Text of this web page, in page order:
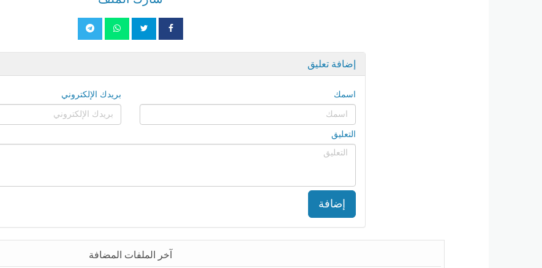
إضافة تعليق
اسمك بريدك الإلكتروني
التعليق
إضافة
آخر الملفات المضافة